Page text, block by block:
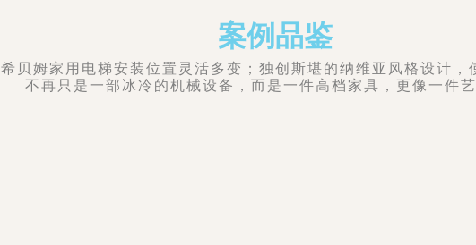
案例品鉴
希贝姆家用电梯安装位置灵活多变；独创斯堪的纳维亚风格设计，
不再只是一部冰冷的机械设备，而是一件高档家具，更像一件艺